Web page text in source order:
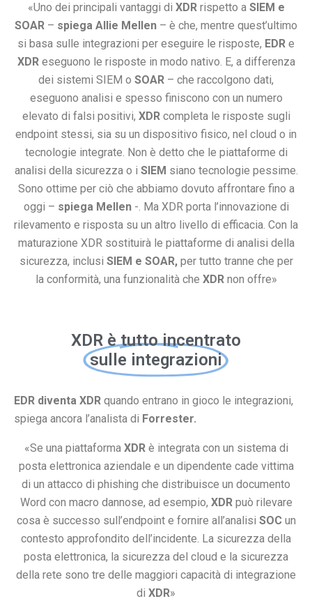
«Uno dei principali vantaggi di XDRrispetto a SIEM e
SOAR – spiega Allie Mellen – è che, mentre quest’ultimo
si basa sulle integrazioni per eseguire le risposte, EDR e
XDReseguono le risposte in modo nativo. E, a differenza
dei sistemi SIEM o SOAR – che raccolgono dati,
eseguono analisi e spesso finiscono con un numero
elevato di falsi positivi, XDRcompleta le risposte sugli
endpoint stessi, sia su un dispositivo fisico, nel cloud o in
tecnologie integrate. Non è detto che le piattaforme di
analisi della sicurezza o i SIEM siano tecnologie pessime.
Sono ottime per ciò che abbiamo dovuto affrontare fino a
oggi – spiega Mellen-. Ma XDR porta l’innovazione di
rilevamento e risposta su un altro livello di efficacia. Con la
maturazione XDR sostituirà le piattaforme di analisi della
sicurezza, inclusi SIEM e SOAR,per tutto tranne che per
la conformità, una funzionalità che XDRnon offre»
XDR è tutto incentrato
sulle integrazioni
EDR diventa XDR quando entrano in gioco le integrazioni,
spiega ancora l’analista di Forrester.
«Se una piattaforma XDRè integrata con un sistema di
posta elettronica aziendale e un dipendente cade vittima
di un attacco di phishing che distribuisce un documento
Word con macro dannose, ad esempio, XDRpuò rilevare
cosa è successo sull’endpoint e fornire all’analisi SOC un
contesto approfondito dell’incidente. La sicurezza della
posta elettronica, la sicurezza del cloud e la sicurezza
della rete sono tre delle maggiori capacità di integrazione
di XDR»